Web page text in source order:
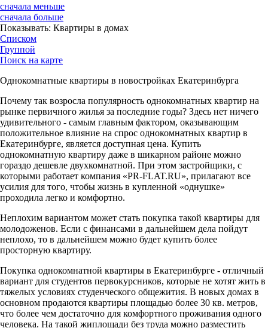
сначала меньше
сначала больше
Показывать: Квартиры в домах
Списком
Группой
Поиск на карте
Однокомнатные квартиры в новостройках Екатеринбурга
Почему так возросла популярность однокомнатных квартир на
рынке первичного жилья за последние годы? Здесь нет ничего
удивительного - самым главным фактором, оказывающим
положительное влияние на спрос однокомнатных квартир в
Екатеринбурге, является доступная цена. Купить
однокомнатную квартиру даже в шикарном районе можно
гораздо дешевле двухкомнатной. При этом застройщики, с
которыми работает компания «PR-FLAT.RU», прилагают все
усилия для того, чтобы жизнь в купленной «однушке»
проходила легко и комфортно.
Неплохим вариантом может стать покупка такой квартиры для
молодоженов. Если с финансами в дальнейшем дела пойдут
неплохо, то в дальнейшем можно будет купить более
просторную квартиру.
Покупка однокомнатной квартиры в Екатеринбурге - отличный
вариант для студентов первокурсников, которые не хотят жить в
тяжелых условиях студенческого общежития. В новых домах в
основном продаются квартиры площадью более 30 кв. метров,
что более чем достаточно для комфортного проживания одного
человека. На такой жиплощади без труда можно разместить